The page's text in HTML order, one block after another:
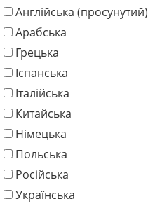
Англійська (просунутий)
Арабська
Грецька
Іспанська
Італійська
Китайська
Німецька
Польська
Російська
Українська